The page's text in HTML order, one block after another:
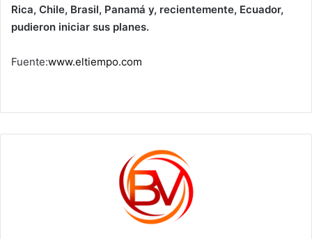
Rica, Chile, Brasil, Panamá y, recientemente, Ecuador,
pudieron iniciar sus planes.
Fuente:www.eltiempo.com